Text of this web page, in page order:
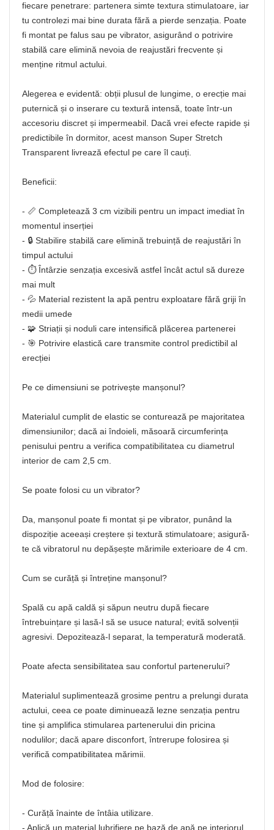
fiecare penetrare: partenera simte textura stimulatoare, iar
tu controlezi mai bine durata fără a pierde senzația. Poate
fi montat pe falus sau pe vibrator, asigurând o potrivire
stabilă care elimină nevoia de reajustări frecvente și
menține ritmul actului.
Alegerea e evidentă: obții plusul de lungime, o erecție mai
puternică și o inserare cu textură intensă, toate într-un
accesoriu discret și impermeabil. Dacă vrei efecte rapide și
predictibile în dormitor, acest manson Super Stretch
Transparent livrează efectul pe care îl cauți.
Beneficii:
- 📏 Completează 3 cm vizibili pentru un impact imediat în
momentul inserției
- 🔒 Stabilire stabilă care elimină trebuință de reajustări în
timpul actului
- ⏱️ Întârzie senzația excesivă astfel încât actul să dureze
mai mult
- 💦 Material rezistent la apă pentru exploatare fără griji în
medii umede
- 🧩 Striații și noduli care intensifică plăcerea partenerei
- 🎯 Potrivire elastică care transmite control predictibil al
erecției
Pe ce dimensiuni se potrivește manșonul?
Materialul cumplit de elastic se conturează pe majoritatea
dimensiunilor; dacă ai îndoieli, măsoară circumferința
penisului pentru a verifica compatibilitatea cu diametrul
interior de cam 2,5 cm.
Se poate folosi cu un vibrator?
Da, manșonul poate fi montat și pe vibrator, punând la
dispoziție aceeași creștere și textură stimulatoare; asigură-
te că vibratorul nu depășește mărimile exterioare de 4 cm.
Cum se curăță și întreține manșonul?
Spală cu apă caldă și săpun neutru după fiecare
întrebuințare și lasă-l să se usuce natural; evită solvenții
agresivi. Depozitează-l separat, la temperatură moderată.
Poate afecta sensibilitatea sau confortul partenerului?
Materialul suplimentează grosime pentru a prelungi durata
actului, ceea ce poate diminuează lezne senzația pentru
tine și amplifica stimularea partenerului din pricina
nodulilor; dacă apare disconfort, întrerupe folosirea și
verifică compatibilitatea mărimii.
Mod de folosire:
- Curăță înainte de întâia utilizare.
- Aplică un material lubrifiere pe bază de apă pe interiorul